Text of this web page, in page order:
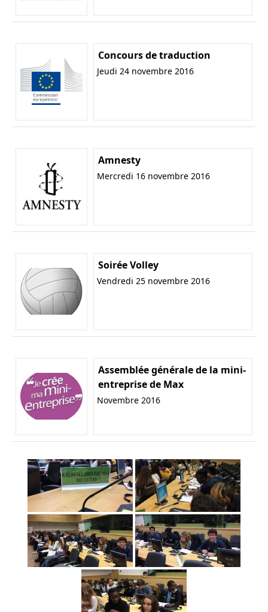
Concours de traduction
Jeudi 24 novembre 2016
Amnesty
Mercredi 16 novembre 2016
Soirée Volley
Vendredi 25 novembre 2016
Assemblée générale de la mini-
entreprise de Max
Novembre 2016